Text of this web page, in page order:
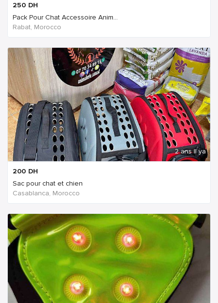
250 DH
Pack Pour Chat Accessoire Anim...
Rabat, Morocco
2 ans Il ya
200 DH
Sac pour chat et chien
Casablanca, Morocco